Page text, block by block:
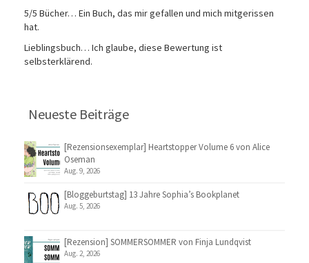
5/5 Bücher… Ein Buch, das mir gefallen und mich mitgerissen
hat.
Lieblingsbuch… Ich glaube, diese Bewertung ist
selbsterklärend.
Neueste Beiträge
[Rezensionsexemplar] Heartstopper Volume 6 von Alice
Oseman
Aug. 9, 2026
[Bloggeburtstag] 13 Jahre Sophia’s Bookplanet
Aug. 5, 2026
[Rezension] SOMMERSOMMER von Finja Lundqvist
Aug. 2, 2026